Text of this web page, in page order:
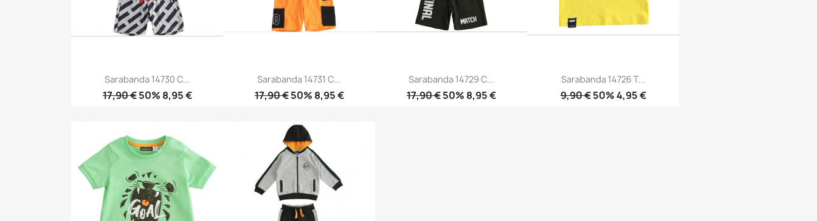
Sarabanda 14730 C...
17,90 €50% 8,95 €
Sarabanda 14731 C...
17,90 €50% 8,95 €
Sarabanda 14729 C...
17,90 €50% 8,95 €
Sarabanda 14726 T...
9,90 €50% 4,95 €